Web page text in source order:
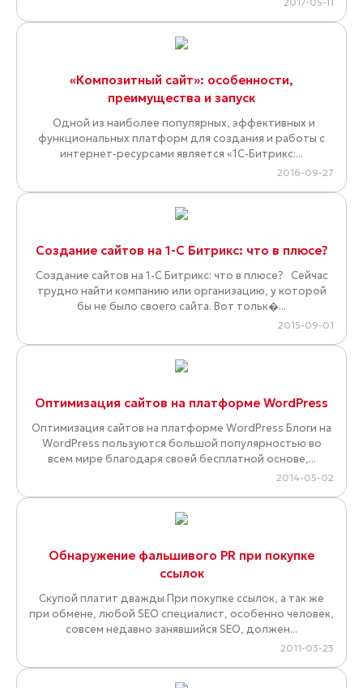
«Композитный сайт»: особенности,
преимущества и запуск
Одной из наиболее популярных, эффективных и
функциональных платформ для создания и работы с
интернет-ресурсами является «1С-Битрикс:...
2016-09-27
Создание сайтов на 1-С Битрикс: что в плюсе?
Создание сайтов на 1-С Битрикс: что в плюсе? Сейчас
трудно найти компанию или организацию, у которой
бы не было своего сайта. Вот тольк�...
2015-09-01
Оптимизация сайтов на платформе WordPress
Оптимизация сайтов на платформе WordPress Блоги на
WordPress пользуются большой популярностью во
всем мире благодаря своей бесплатной основе,...
2014-05-02
Обнаружение фальшивого PR при покупке
ссылок
Скупой платит дважды При покупке ссылок, а так же
при обмене, любой SEO специалист, особенно человек,
совсем недавно занявшийся SEO, должен...
2011-03-23